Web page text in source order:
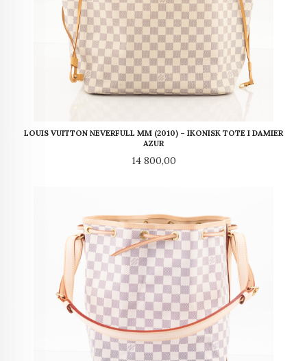
LOUIS VUITTON NEVERFULL MM (2010) – IKONISK TOTE I DAMIER
AZUR
Pris
14 800,00